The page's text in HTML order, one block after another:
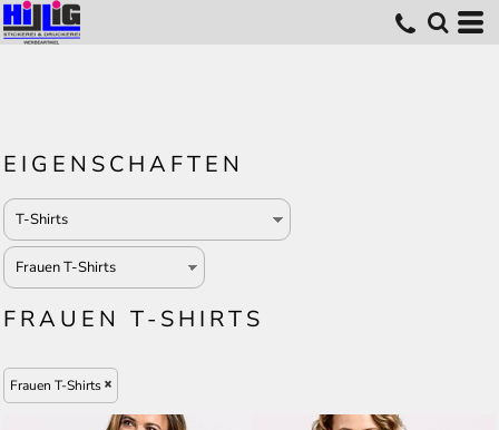
EIGENSCHAFTEN
FRAUEN T-SHIRTS
Frauen T-Shirts